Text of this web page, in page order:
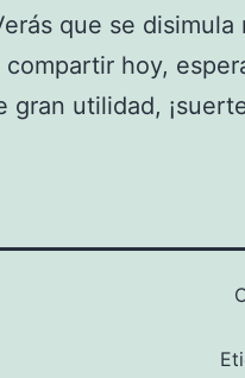
que se
hoy,
gran utilidad,